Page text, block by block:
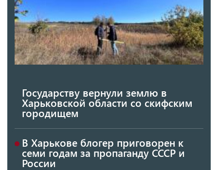
Государству вернули землю в
Харьковской области со скифским
городищем
В Харькове блогер приговорен к
семи годам за пропаганду СССР и
России